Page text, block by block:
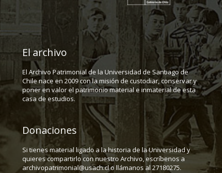
El archivo
El Archivo Patrimonial de la Universidad de Santiago de
Chile nace en 2009 con la misión de custodiar, conservar y
poner en valor el patrimonio material e inmaterial de esta
casa de estudios.
Donaciones
Si tienes material ligado a la historia de la Universidad y
quieres compartirlo con nuestro Archivo, escríbenos a
archivopatrimonial@usach.cl o llámanos al 27180275.